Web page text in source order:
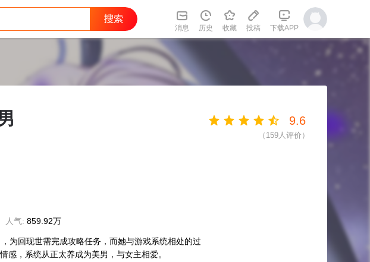
人气: 859.92万
为回现世需完成攻略任务，而她与游戏系统相处的过
感，系统从正太养成为美男，与女主相爱。
9.6
（ 159人评价）
消息 历史 收藏 投稿 下载APP